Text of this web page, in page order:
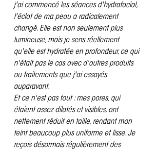
j'ai commencé les séances d'hydrafacial,
l'éclat de ma peau a radicalement
changé. Elle est non seulement plus
lumineuse, mais je sens réellement
qu'elle est hydratée en profondeur, ce qui
n'était pas le cas avec d'autres produits
ou traitements que j'ai essayés
auparavant.
Et ce n'est pas tout : mes pores, qui
étaient assez dilatés et visibles, ont
nettement réduit en taille, rendant mon
teint beaucoup plus uniforme et lisse. Je
reçois désormais régulièrement des